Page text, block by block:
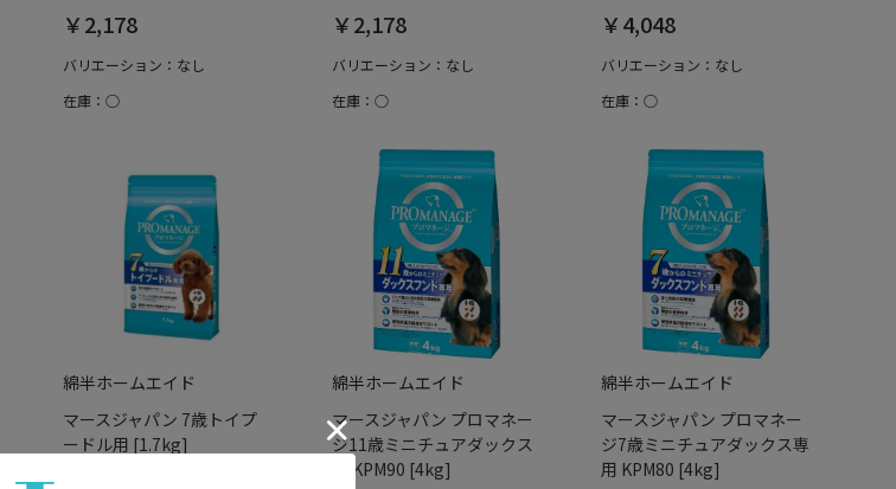
￥2,178
バリエーション：なし
在庫：○
￥2,178
バリエーション：なし
在庫：○
￥4,048
バリエーション：なし
在庫：○
綿半ホームエイド
マースジャパン 7歳トイプ
ードル用 [1.7kg]
綿半ホームエイド
マースジャパン プロマネー
ジ11歳ミニチュアダックス
用 KPM90 [4kg]
綿半ホームエイド
マースジャパン プロマネー
ジ7歳ミニチュアダックス専
用 KPM80 [4kg]